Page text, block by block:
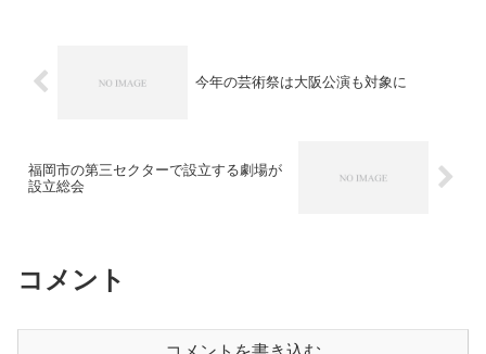
今年の芸術祭は大阪公演も対象に
福岡市の第三セクターで設立する劇場が
設立総会
コメント